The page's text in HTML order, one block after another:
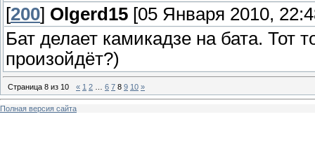
[200] Olgerd15 [05 Января 2010,
Бат делает камикадзе на бата. Тот
произойдёт?)
Страница 8 из 10 « 1 2 6 7 8 9 10 »
Полная версия сайта